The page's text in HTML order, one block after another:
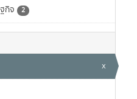
กิจ 2
x